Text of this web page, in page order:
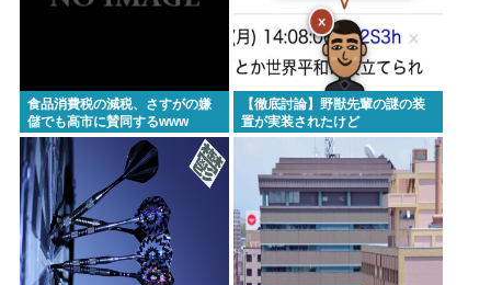
食品消費税の減税、さすがの嫌
儲でも高市に賛同するwww
【徹底討論】野獣先輩の謎の装
置が実装されたけど